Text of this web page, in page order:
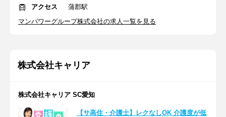
アクセス
蒲郡駅
マンパワーグループ株式会社の求人一覧を見る
株式会社キャリア
株式会社キャリア SC愛知
【サ高住・介護士】レクなしOK 介護度が低